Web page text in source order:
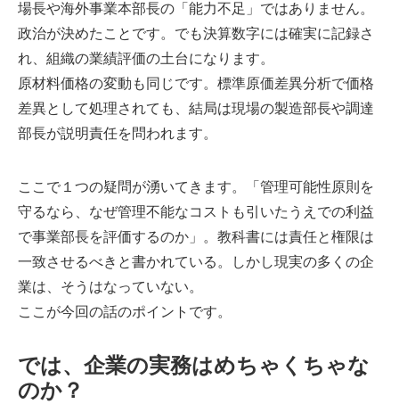
場長や海外事業本部長の「能力不足」ではありません。
政治が決めたことです。でも決算数字には確実に記録さ
れ、組織の業績評価の土台になります。
原材料価格の変動も同じです。標準原価差異分析で価格
差異として処理されても、結局は現場の製造部長や調達
部長が説明責任を問われます。
ここで１つの疑問が湧いてきます。「管理可能性原則を
守るなら、なぜ管理不能なコストも引いたうえでの利益
で事業部長を評価するのか」。教科書には責任と権限は
一致させるべきと書かれている。しかし現実の多くの企
業は、そうはなっていない。
ここが今回の話のポイントです。
では、企業の実務はめちゃくちゃな
のか？